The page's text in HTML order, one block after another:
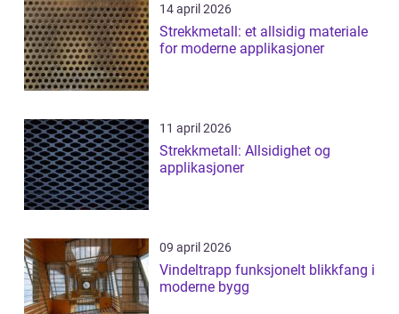
14 april 2026
Strekkmetall: et allsidig materiale
for moderne applikasjoner
11 april 2026
Strekkmetall: Allsidighet og
applikasjoner
09 april 2026
Vindeltrapp funksjonelt blikkfang i
moderne bygg